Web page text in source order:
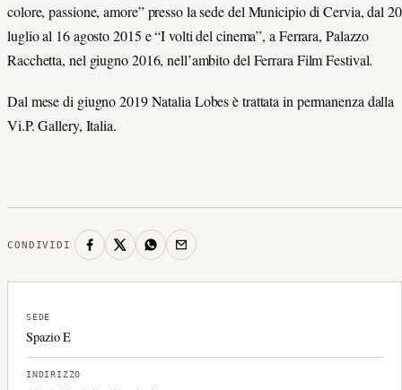
colore, passione, amore” presso la sede del Municipio di Cervia, dal 20
luglio al 16 agosto 2015 e “I volti del cinema”, a Ferrara, Palazzo
Racchetta, nel giugno 2016, nell’ambito del Ferrara Film Festival.
Dal mese di giugno 2019 Natalia Lobes è trattata in permanenza dalla
Vi.P. Gallery, Italia.
CONDIVIDI
SEDE
Spazio E
INDIRIZZO